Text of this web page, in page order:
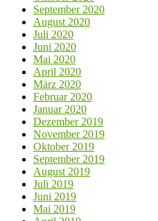
September 2020
August 2020
Juli 2020
Juni 2020
Mai 2020
April 2020
März 2020
Februar 2020
Januar 2020
Dezember 2019
November 2019
Oktober 2019
September 2019
August 2019
Juli 2019
Juni 2019
Mai 2019